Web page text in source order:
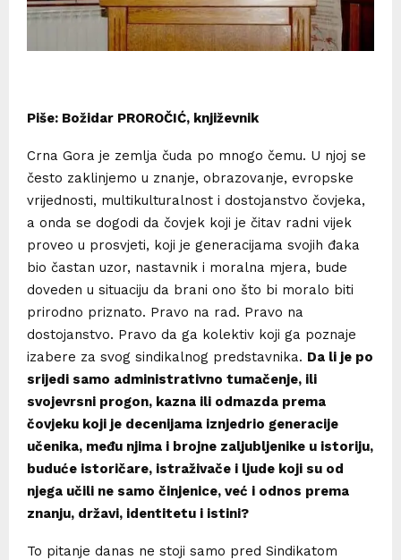
Piše: Božidar PROROČIĆ, književnik
Crna Gora je zemlja čuda po mnogo čemu. U njoj se
često zaklinjemo u znanje, obrazovanje, evropske
vrijednosti, multikulturalnost i dostojanstvo čovjeka,
a onda se dogodi da čovjek koji je čitav radni vijek
proveo u prosvjeti, koji je generacijama svojih đaka
bio častan uzor, nastavnik i moralna mjera, bude
doveden u situaciju da brani ono što bi moralo biti
prirodno priznato. Pravo na rad. Pravo na
dostojanstvo. Pravo da ga kolektiv koji ga poznaje
izabere za svog sindikalnog predstavnika. Da li je po
srijedi samo administrativno tumačenje, ili
svojevrsni progon, kazna ili odmazda prema
čovjeku koji je decenijama iznjedrio generacije
učenika, među njima i brojne zaljubljenike u istoriju,
buduće istoričare, istraživače i ljude koji su od
njega učili ne samo činjenice, već i odnos prema
znanju, državi, identitetu i istini?
To pitanje danas ne stoji samo pred Sindikatom